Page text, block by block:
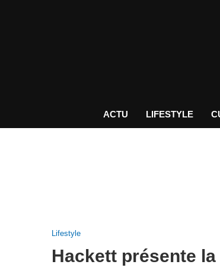
ACTU LIFESTYLE
Lifestyle
Hackett présente